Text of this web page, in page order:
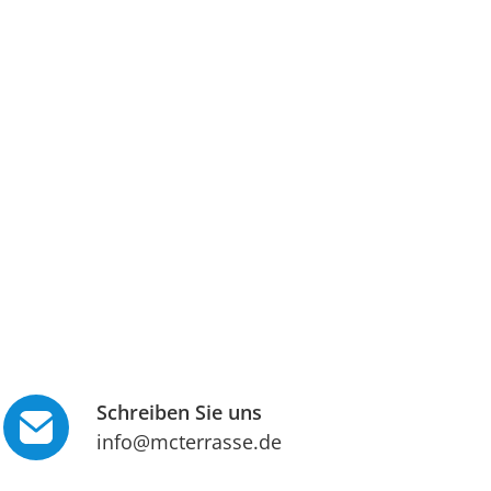
Schreiben Sie uns
info@mcterrasse.de